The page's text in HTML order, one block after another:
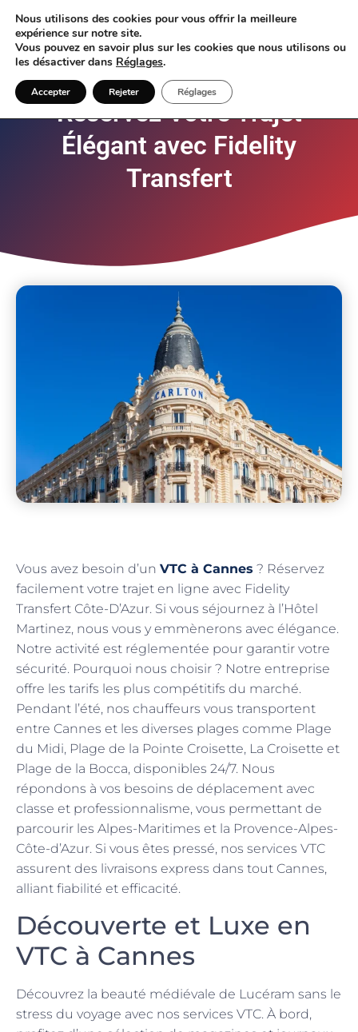
Réservez Votre Trajet
Élégant avec Fidelity
Transfert
Vous avez besoin d’un VTC à Cannes ? Réservez
facilement votre trajet en ligne avec Fidelity
Transfert Côte-D’Azur. Si vous séjournez à l’Hôtel
Martinez, nous vous y emmènerons avec élégance.
Notre activité est réglementée pour garantir votre
sécurité. Pourquoi nous choisir ? Notre entreprise
offre les tarifs les plus compétitifs du marché.
Pendant l’été, nos chauffeurs vous transportent
entre Cannes et les diverses plages comme Plage
du Midi, Plage de la Pointe Croisette, La Croisette et
Plage de la Bocca, disponibles 24/7. Nous
répondons à vos besoins de déplacement avec
classe et professionnalisme, vous permettant de
parcourir les Alpes-Maritimes et la Provence-Alpes-
Côte-d’Azur. Si vous êtes pressé, nos services VTC
assurent des livraisons express dans tout Cannes,
alliant fiabilité et efficacité.
Découverte et Luxe en
VTC à Cannes
Découvrez la beauté médiévale de Lucéram sans le
stress du voyage avec nos services VTC. À bord,
Nous utilisons des cookies pour vous offrir la meilleure
expérience sur notre site.
Vous pouvez en savoir plus sur les cookies que nous utilisons ou
les désactiver dans Réglages.
Accepter Rejeter Réglages